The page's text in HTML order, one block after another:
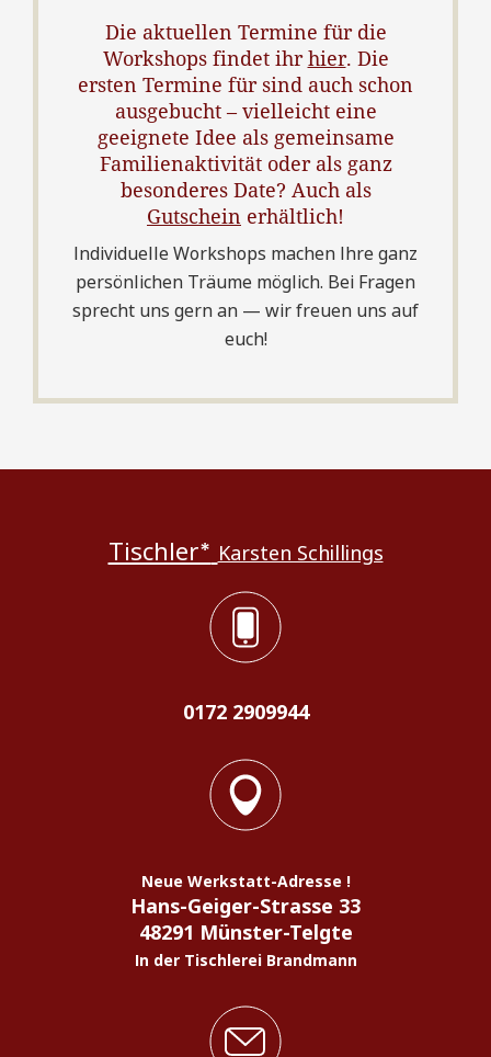
Die aktuellen Termine für die
Workshops findet ihrhier. Die
ersten Termine für sind auch schon
ausgebucht – vielleicht eine
geeignete Idee als gemeinsame
Familienaktivität oder als ganz
besonderes Date? Auch als
Gutschein erhältlich!
Individuelle Workshops machen Ihre ganz
persönlichen Träume möglich. Bei Fragen
sprecht uns gern an — wir freuen uns auf
euch!
Tischler* Karsten Schillings
0172 2909944
Neue Werkstatt-Adresse !
Hans-Geiger-Strasse 33
48291 Münster-Telgte
In der Tischlerei Brandmann